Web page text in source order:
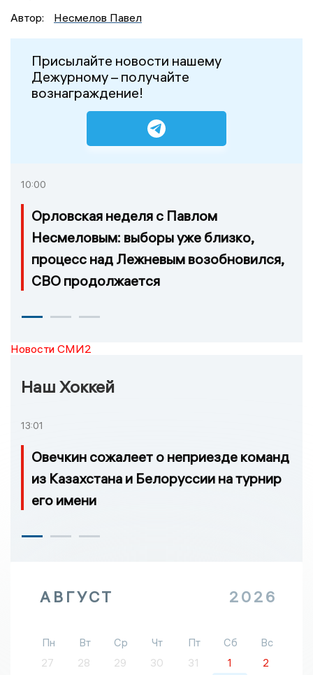
Автор:
Несмелов Павел
Присылайте новости нашему
Дежурному – получайте
вознаграждение!
10:00
Орловская неделя с Павлом
Несмеловым: выборы уже близко,
процесс над Лежневым возобновился,
СВО продолжается
Новости СМИ2
Наш Хоккей
13:01
Овечкин сожалеет о неприезде команд
из Казахстана и Белоруссии на турнир
его имени
АВГУСТ 2026
Пн Вт Ср Чт Пт Сб
Вс
27
28 29 30 31 1
2